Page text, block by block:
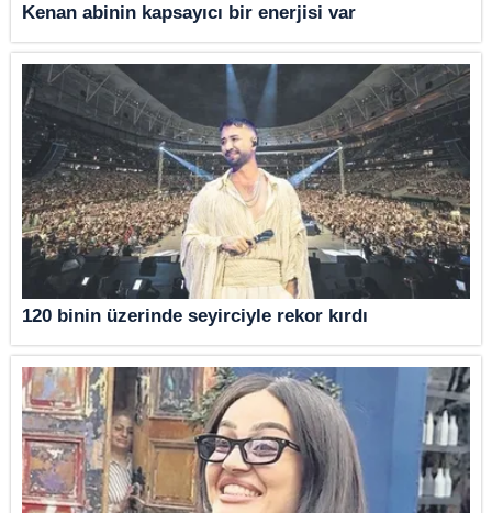
Kenan abinin kapsayıcı bir enerjisi var
120 binin üzerinde seyirciyle rekor kırdı